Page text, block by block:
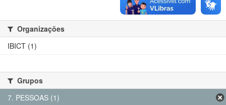
Organizações
IBICT (1)
Grupos
7. PESSOAS (1)